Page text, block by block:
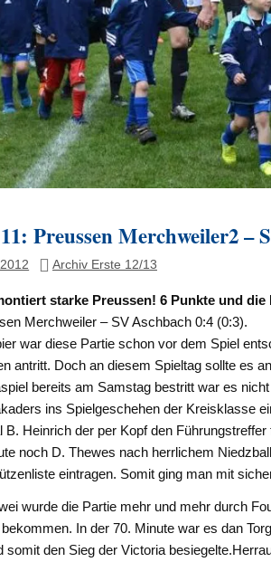
Preussen Merchweiler2 –
Archiv Erste 12/13
starke Preussen! 6 Punkte und die
Merchweiler – SV Aschbach 0:4 (0:3).
war diese Partie schon vor dem Spiel
antritt. Doch an diesem Spieltag sollte es
bereits am Samstag bestritt war es
ins Spielgeschehen der Kreisklasse
B. Heinrich der per Kopf den
noch D. Thewes nach herrlichem
eintragen. Somit ging man mit
wurde die Partie mehr und mehr durch
In der 70. Minute war es dan
somit den Sieg der Victoria